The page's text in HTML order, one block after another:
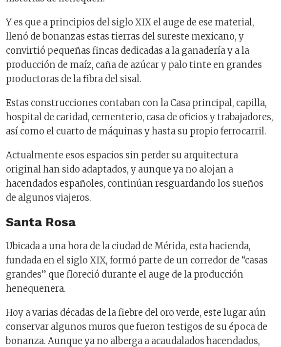
Y es que a principios del siglo XIX el auge de ese material,
llenó de bonanzas estas tierras del sureste mexicano, y
convirtió pequeñas fincas dedicadas a la ganadería y a la
producción de maíz, caña de azúcar y palo tinte en grandes
productoras de la fibra del sisal.
Estas construcciones contaban con la Casa principal, capilla,
hospital de caridad, cementerio, casa de oficios y trabajadores,
así como el cuarto de máquinas y hasta su propio ferrocarril.
Actualmente esos espacios sin perder su arquitectura
original han sido adaptados, y aunque ya no alojan a
hacendados españoles, continúan resguardando los sueños
de algunos viajeros.
Santa Rosa
Ubicada a una hora de la ciudad de Mérida, esta hacienda,
fundada en el siglo XIX, formó parte de un corredor de “casas
grandes” que floreció durante el auge de la producción
henequenera.
Hoy a varias décadas de la fiebre del oro verde, este lugar aún
conservar algunos muros que fueron testigos de su época de
bonanza. Aunque ya no alberga a acaudalados hacendados,